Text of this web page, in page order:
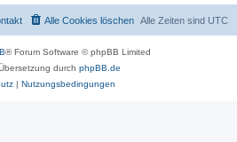
Alle Zeiten sind UTC
Alle Cookies löschen
® Forum Software © phpBB Limited
durch phpBB.de
| Nutzungsbedingungen